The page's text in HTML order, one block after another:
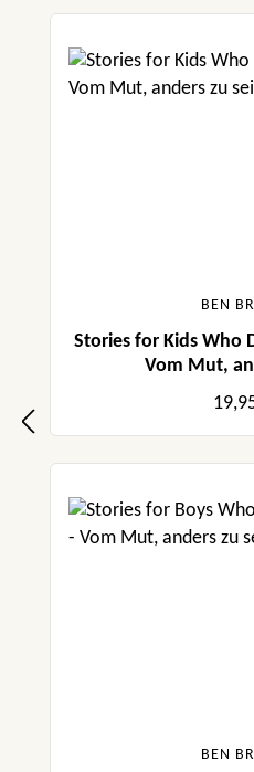
BEN
Stories for Kids Who
Vom Mut,
BEN